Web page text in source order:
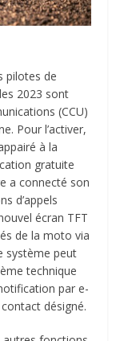
pilotes de
2023 sont
(CCU)
Pour l’activer,
à la
gratuite
a connecté son
d’appels
écran TFT
de la moto via
système peut
technique
par e-
désigné.